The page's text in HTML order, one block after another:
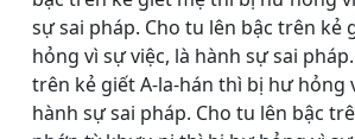
sự sai pháp. Cho tu lên bậc trên kẻ
hỏng vì sự việc, là hành sự sai
trên kẻ giết A-la-hán thì bị hư hỏng
hành sự sai pháp. Cho tu lên bậc